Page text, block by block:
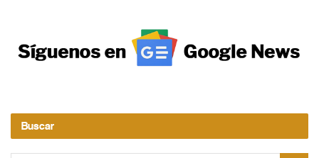
Buscar